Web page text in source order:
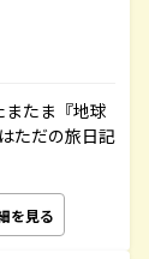
たま『地球
ただの旅日記
を見る